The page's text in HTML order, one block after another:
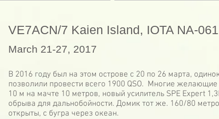
VE7ACN/7 Kaien Island, IOTA NA-
March 21-27, 2017
В 2016 году был на этом острове с 20 по 26 марта,
позволили провести всего 1900 QSO. Многие
10 м на мачте 10 метров, новый усилитель SPE Expert
обрыва для дальнобойности. Домик тот же. 160/80
открыты, с бугра через океан.